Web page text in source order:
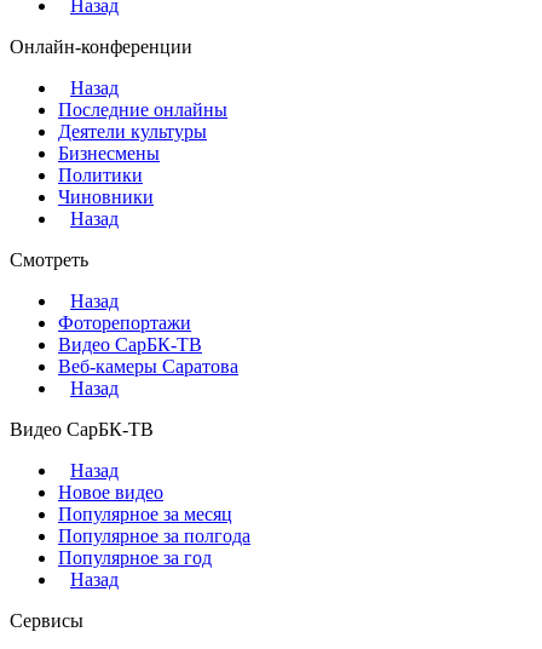
Назад
Онлайн-конференции
Назад
Последние онлайны
Деятели культуры
Бизнесмены
Политики
Чиновники
Назад
Смотреть
Назад
Фоторепортажи
Видео СарБК-ТВ
Веб-камеры Саратова
Назад
Видео СарБК-ТВ
Назад
Новое видео
Популярное за месяц
Популярное за полгода
Популярное за год
Назад
Сервисы